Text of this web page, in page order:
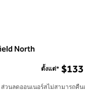
North
ตั้งแต่* $133
ส่วนลดออนเนอร์สไม่สามารถคืน